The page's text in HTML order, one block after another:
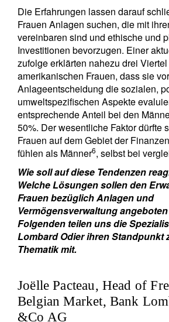
Die Erfahrungen lassen darauf
Frauen Anlagen suchen, die mit
vereinbaren sind und ethische und
Investitionen bevorzugen. Einer
zufolge erklärten nahezu drei
amerikanischen Frauen, dass sie
Anlageentscheidung die sozialen,
umweltspezifischen Aspekte
entsprechende Anteil bei den
50%. Der wesentliche Faktor dürfte
Frauen auf dem Gebiet der
fühlen als Männer6, selbst bei
Wie soll auf diese Tendenzen
Welche Lösungen sollen den
Frauen bezüglich Anlagen und
Vermögensverwaltung
Folgenden teilen uns die
Lombard Odier ihren Standpunkt
Thematik mit.
Joëlle Pacteau, Head of
Belgian Market, Bank
&Co AG